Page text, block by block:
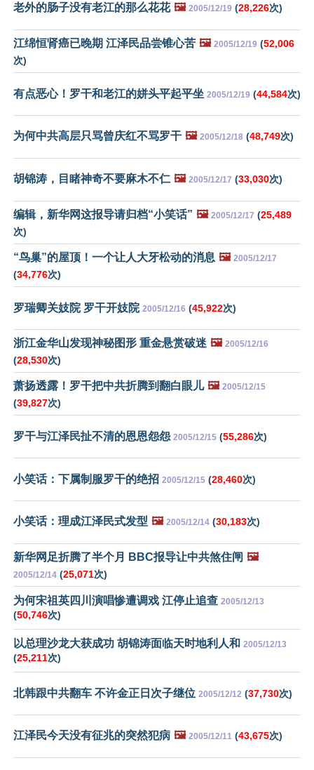
老外的肠子没有老江的那么花花 🖼️ 2005/12/19 (28,226次)
江绵恒肾癌已晚期 江泽民品尝锥心苦 🖼️ 2005/12/19 (52,006
次)
有点恶心！罗干和老江的姘头平起平坐 2005/12/19 (44,584次)
为何中共高层只骂曾庆红不骂罗干 🖼️ 2005/12/18 (48,749次)
胡锦涛，目睹神奇不要麻木不仁 🖼️ 2005/12/17 (33,030次)
编辑，新华网这报导请归档“小笑话” 🖼️ 2005/12/17 (25,489
次)
“鸟巢”的屋顶！一个让人大牙松动的消息 🖼️ 2005/12/17
(34,776次)
罗瑞卿关妓院 罗干开妓院 2005/12/16 (45,922次)
浙江金华山发现神秘图形 重金悬赏破迷 🖼️ 2005/12/16
(28,530次)
萧扬透露！罗干把中共折腾到翻白眼儿 🖼️ 2005/12/15
(39,827次)
罗干与江泽民扯不清的恩恩怨怨 2005/12/15 (55,286次)
小笑话：下属制服罗干的绝招 2005/12/15 (28,460次)
小笑话：理成江泽民式发型 🖼️ 2005/12/14 (30,183次)
新华网足折腾了半个月 BBC报导让中共煞住闸 🖼️
2005/12/14 (25,071次)
为何宋祖英四川演唱惨遭调戏 江停止追查 2005/12/13
(50,746次)
以总理沙龙大获成功 胡锦涛面临天时地利人和 2005/12/13
(25,211次)
北韩跟中共翻车 不许金正日次子继位 2005/12/12 (37,730次)
江泽民今天没有征兆的突然犯病 🖼️ 2005/12/11 (43,675次)